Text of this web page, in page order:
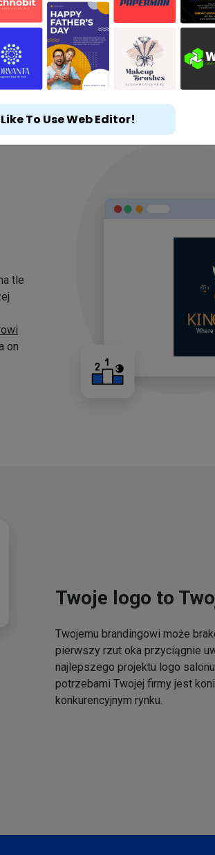
tle
on
Twoje logo to
Twojemu brandingowi może
pierwszy rzut oka przyciągnie
najlepszego projektu logo
potrzebami Twojej firmy jest
konkurencyjnym rynku.
To Use Web Editor!